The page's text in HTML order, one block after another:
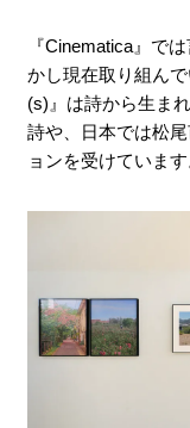
『Cinematica』で
かし現在取り組ん
(s)』は詩から生ま
詩や、日本では松
ョンを受けています